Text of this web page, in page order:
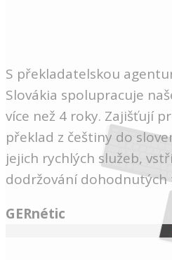
S překladatelskou
Slovákia spolupracuje
více než 4 roky. Zajišťují
překlad z češtiny do
jejich rychlých služeb,
dodržování dohodnutých
GERnétic